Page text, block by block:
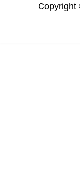
Copyright